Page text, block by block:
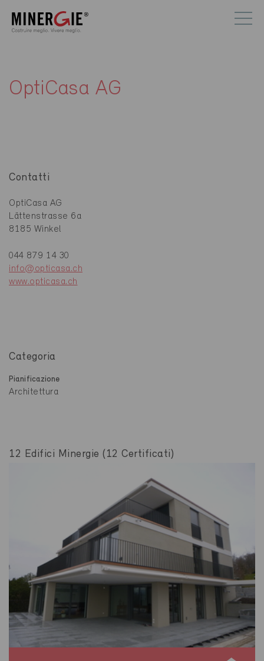
OptiCasa AG
Contatti
OptiCasa AG
Lättenstrasse 6a
8185 Winkel
044 879 14 30
info@opticasa.ch
www.opticasa.ch
Categoria
Pianificazione
Architettura
12 Edifici Minergie (12 Certificati)